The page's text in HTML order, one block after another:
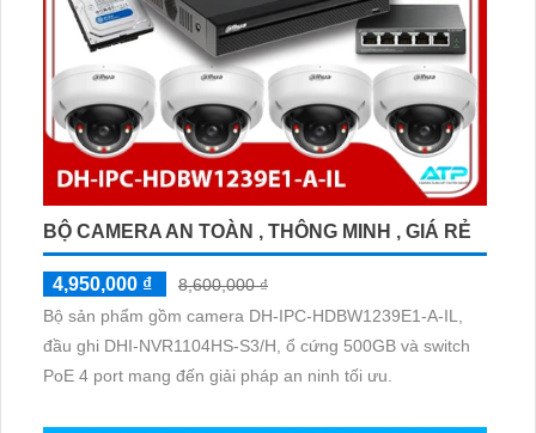
BỘ CAMERA AN TOÀN , THÔNG MINH , GIÁ RẺ
4,950,000 ₫
8,600,000 ₫
Bộ sản phẩm gồm camera DH-IPC-HDBW1239E1-A-IL,
đầu ghi DHI-NVR1104HS-S3/H, ổ cứng 500GB và switch
PoE 4 port mang đến giải pháp an ninh tối ưu.